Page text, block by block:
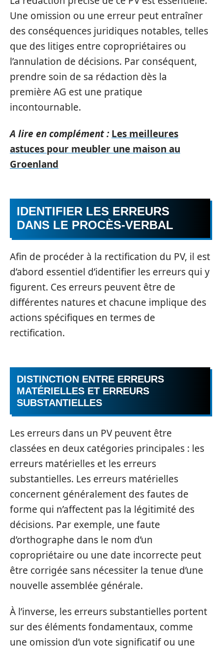
Une omission ou une erreur peut entraîner
des conséquences juridiques notables, telles
que des litiges entre copropriétaires ou
l’annulation de décisions. Par conséquent,
prendre soin de sa rédaction dès la
première AG est une pratique
incontournable.
A lire en complément : Les meilleures
astuces pour meubler une maison au
Groenland
IDENTIFIER LES ERREURS
DANS LE PROCÈS-VERBAL
Afin de procéder à la rectification du PV, il est
d’abord essentiel d’identifier les erreurs qui y
figurent. Ces erreurs peuvent être de
différentes natures et chacune implique des
actions spécifiques en termes de
rectification.
DISTINCTION ENTRE ERREURS
MATÉRIELLES ET ERREURS
SUBSTANTIELLES
Les erreurs dans un PV peuvent être
classées en deux catégories principales : les
erreurs matérielles et les erreurs
substantielles. Les erreurs matérielles
concernent généralement des fautes de
forme qui n’affectent pas la légitimité des
décisions. Par exemple, une faute
d’orthographe dans le nom d’un
copropriétaire ou une date incorrecte peut
être corrigée sans nécessiter la tenue d’une
nouvelle assemblée générale.
À l’inverse, les erreurs substantielles portent
sur des éléments fondamentaux, comme
une omission d’un vote significatif ou une